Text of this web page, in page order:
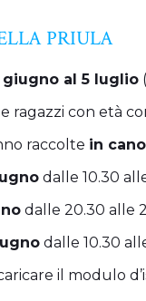
PRIULA
giugno al 5 luglio
ragazzi con età
raccolte in
dalle 10.30
dalle 20.30 alle
dalle 10.30
il modulo